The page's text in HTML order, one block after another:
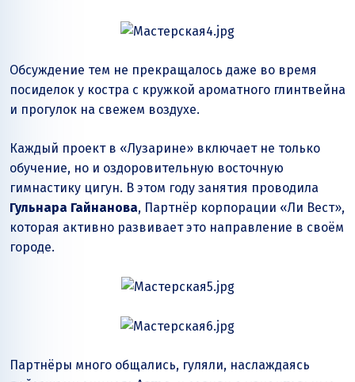
Обсуждение тем не прекращалось даже во время
посиделок у костра с кружкой ароматного глинтвейна
и прогулок на свежем воздухе.
Каждый проект в «Лузарине» включает не только
обучение, но и оздоровительную восточную
гимнастику цигун. В этом году занятия проводила
Гульнара Гайнанова, Партнёр корпорации «Ли Вест»,
которая активно развивает это направление в своём
городе.
Партнёры много общались, гуляли, наслаждаясь